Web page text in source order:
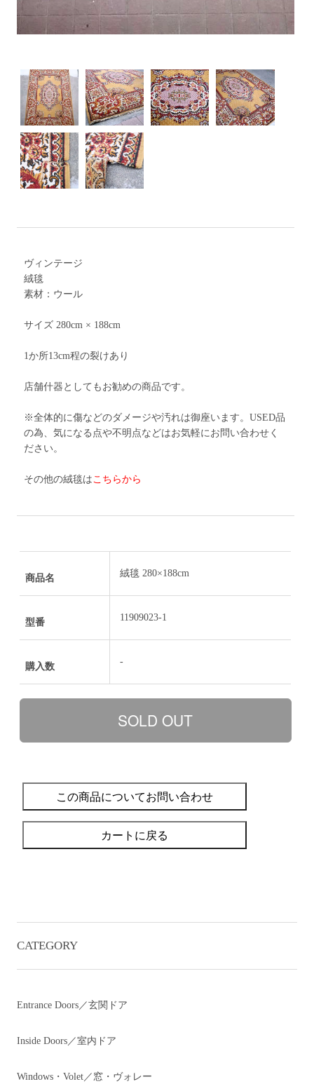
ヴィンテージ
絨毯
素材：ウール
サイズ 280cm × 188cm
1か所13cm程の裂けあり
店舗什器としてもお勧めの商品です。
※全体的に傷などのダメージや汚れは御座います。USED品
の為、気になる点や不明点などはお気軽にお問い合わせく
ださい。
その他の絨毯はこちらから
商品名 絨毯 280×188cm
型番 11909023-1
購入数 -
この商品についてお問い合わせ
カートに戻る
CATEGORY
Entrance Doors／玄関ドア
Inside Doors／室内ドア
Windows・Volet／窓・ヴォレー